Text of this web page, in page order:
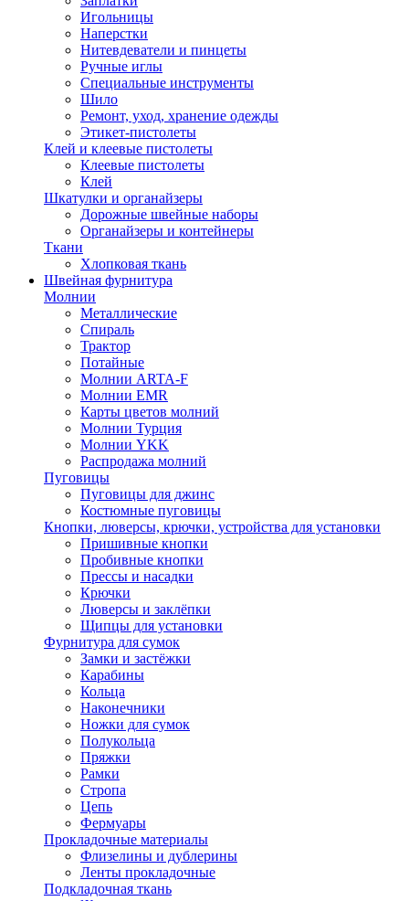
Игольницы
Наперстки
Нитевдеватели и пинцеты
Ручные иглы
Специальные инструменты
Шило
Ремонт, уход, хранение одежды
Этикет-пистолеты
Клей и клеевые пистолеты
Клеевые пистолеты
Клей
Шкатулки и органайзеры
Дорожные швейные наборы
Органайзеры и контейнеры
Ткани
Хлопковая ткань
Швейная фурнитура
Молнии
Металлические
Спираль
Трактор
Потайные
Молнии ARTA-F
Молнии EMR
Карты цветов молний
Молнии Турция
Молнии YKK
Распродажа молний
Пуговицы
Пуговицы для джинс
Костюмные пуговицы
Кнопки, люверсы, крючки, устройства для установки
Пришивные кнопки
Пробивные кнопки
Прессы и насадки
Крючки
Люверсы и заклёпки
Щипцы для установки
Фурнитура для сумок
Замки и застёжки
Карабины
Кольца
Наконечники
Ножки для сумок
Полукольца
Пряжки
Рамки
Стропа
Цепь
Фермуары
Прокладочные материалы
Флизелины и дублерины
Ленты прокладочные
Подкладочная ткань